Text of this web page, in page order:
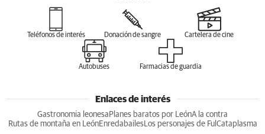
Teléfonos de interés Donación de sangre Cartelera de cine
Autobuses Farmacias de guardia
Enlaces de interés
Gastronomia leonesa Planes baratos por LeónA la contra
Rutas de montaña en LeónEnredabailesLos personajes de Ful Cataplasma